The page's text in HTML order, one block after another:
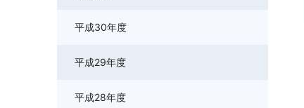
平成30年度
平成29年度
平成28年度